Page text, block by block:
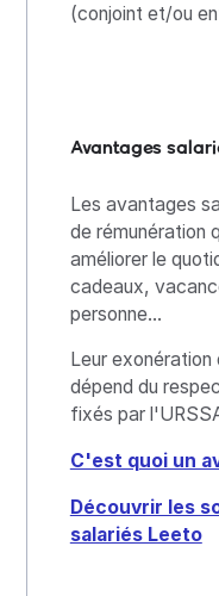
(conjoint et/ou
Avantages
Les avantages
de rémunération
améliorer le
cadeaux,
personne...
Leur
dépend du
fixés par
C'est quoi un
Découvrir les
salariés Leeto